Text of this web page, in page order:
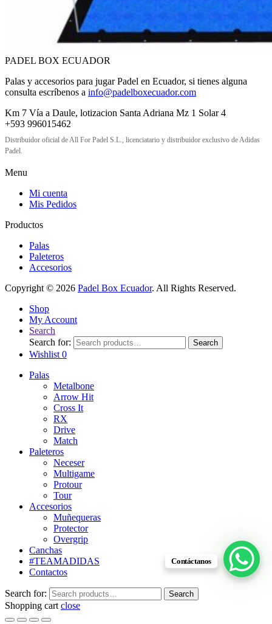
PADEL BOX ECUADOR
Palas y accesorios para jugar Padel en Ecuador, si tienes alguna
consulta escríbenos a info@padelboxecuador.com
Km 7 Vía a Daule, lotizacion Santa Adriana Mz 1 Solar 4
+593 996015462
Distribuidor oficial de All For Padel S.L., licenciatario y distribuidor exclusivo de Adidas
Padel.
Menu
Mi cuenta
Mis Pedidos
Productos
Palas
Paleteros
Accesorios
Copyright © 2026 Padel Box Ecuador. All Rights Reserved.
Shop
My Account
Search
Search for:
Search
Wishlist 0
Palas
Metalbone
Arrow Hit
Cross It
RX
Drive
Match
Paleteros
Neceser
Multigame
Protour
Tour
Accesorios
Muñequeras
Protector
Overgrip
Canchas
#TEAMADIDAS
Contactos
Search for: Search
Contáctanos
Shopping cart close